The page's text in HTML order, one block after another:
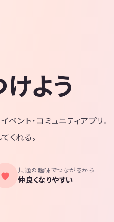
よう
ント・コミュニティアプリ。
くれる。
共通の趣味でつながるから
仲良くなりやすい